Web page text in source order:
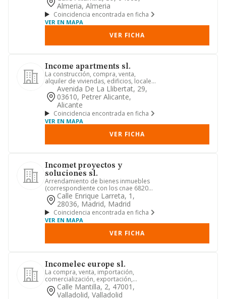
en s...Almeria, Almeria
Coincidencia encontrada en ficha
VER EN MAPA
VER FICHA
Income apartments sl.
La construcción, compra, venta,
alquiler de viviendas, edificios, locales,
naves industriales y en ...
Avenida De La Llibertat, 29,
03610, Petrer Alicante,
Alicante
Coincidencia encontrada en ficha
VER EN MAPA
VER FICHA
Incomet proyectos y
soluciones sl.
Arrendamiento de bienes inmuebles
(correspondiente con los cnae 6820
alquiler de bienes inmobiliari...
Calle Enrique Larreta, 1,
28036, Madrid, Madrid
Coincidencia encontrada en ficha
VER EN MAPA
VER FICHA
Incomelec europe sl.
La compra, venta, importación,
comercialización, exportación,
distribución, instalación, agenciamie...
Calle Mantilla, 2, 47001,
Valladolid, Valladolid